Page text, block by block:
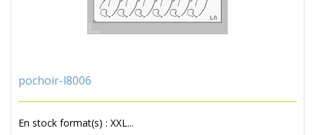
pochoir-l8006
En stock format(s) : XXL...